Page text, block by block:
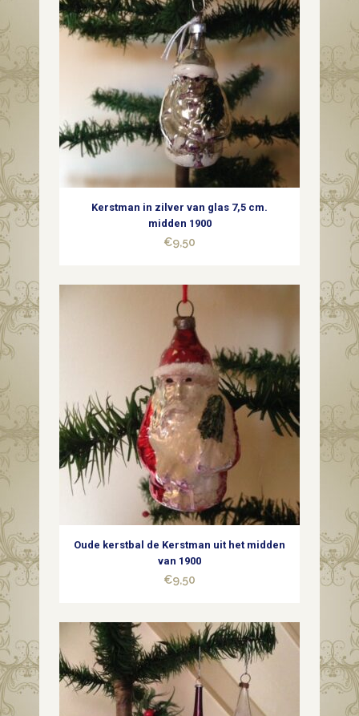
glas
2
poten
1e
Kerstman in zilver van glas 7,5 cm.
midden 1900
€9,50
Oude kerstbal de Kerstman uit het midden
van 1900
€9,50